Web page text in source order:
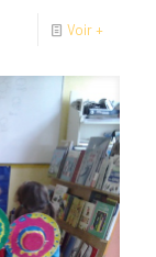
Voir +